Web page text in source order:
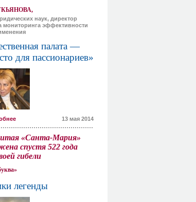
наук, директор
мониторинга эффективности
палата —
для пассионариев»
13 мая 2014
«Санта-Мария»
спустя 522 года
гибели
легенды